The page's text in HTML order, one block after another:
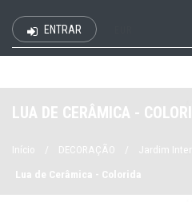
ENTRAR
LUA DE CERÂMICA -
Início / DECORAÇÃO / Jardim
Lua de Cerâmica - Colorida